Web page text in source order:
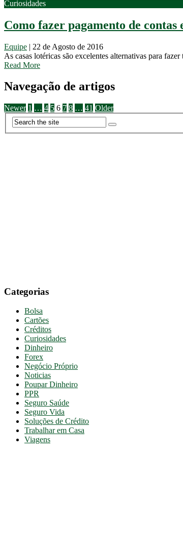
Curiosidades
Como fazer pagamento de contas
Equipe | 22 de Agosto de 2016
As casas lotéricas são excelentes alternativas para
Read More
Navegação de artigos
Newer 1 … 4 5 6 7 8 … 41 Older
Categorias
Bolsa
Cartões
Créditos
Curiosidades
Dinheiro
Forex
Negócio Próprio
Noticias
Poupar Dinheiro
PPR
Seguro Saúde
Seguro Vida
Soluções de Crédito
Trabalhar em Casa
Viagens